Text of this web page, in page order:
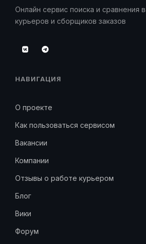
Онлайн сервис поиска и сравнения
курьеров и сборщиков заказов
НАВИГАЦИЯ
О проекте
Как пользоваться сервисом
Вакансии
Компании
Отзывы о работе курьером
Блог
Вики
Форум